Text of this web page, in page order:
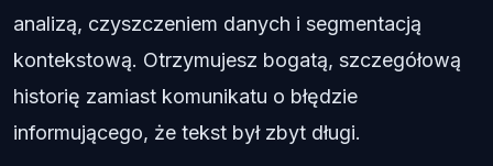
analizą, czyszczeniem danych i segmentacją
kontekstową. Otrzymujesz bogatą, szczegółową
historię zamiast komunikatu o błędzie
informującego, że tekst był zbyt długi.